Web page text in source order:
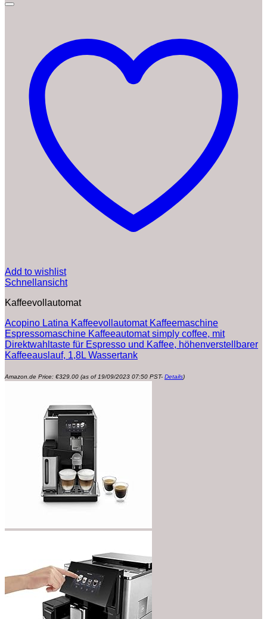
Add to wishlist
Schnellansicht
Kaffeevollautomat
Acopino Latina Kaffeevollautomat Kaffeemaschine
Espressomaschine Kaffeeautomat simply coffee, mit
Direktwahltaste für Espresso und Kaffee, höhenverstellbarer
Kaffeeauslauf, 1,8L Wassertank
Amazon.de Price: €329.00 (as of 19/09/2023 07:50 PST- Details)